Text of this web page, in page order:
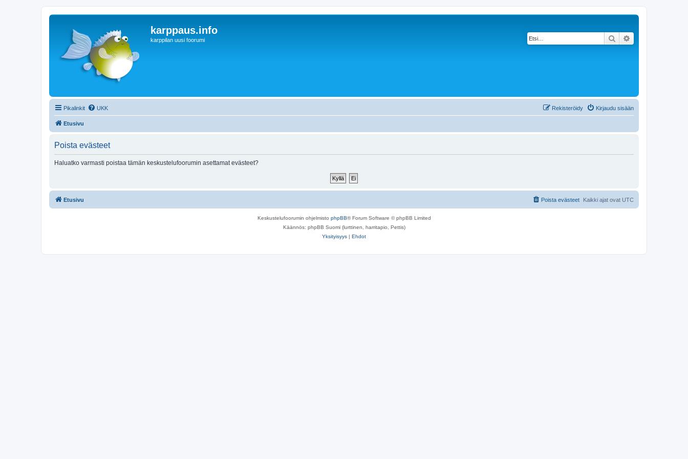
karppaus.info
karppilan uusi foorumi Etsi
Pikalinkit UKK Kirjaudu sisään
Rekisteröidy
Etusivu
Poista evästeet
Haluatko varmasti poistaa tämän keskustelufoorumin asettamat evästeet?
Etusivu Kaikki ajat ovat UTC
Poista evästeet
Keskustelufoorumin ohjelmisto phpBB® Forum Software © phpBB Limited
Käännös: phpBB Suomi (lurttinen, harritapio, Pettis)
Yksityisyys | Ehdot